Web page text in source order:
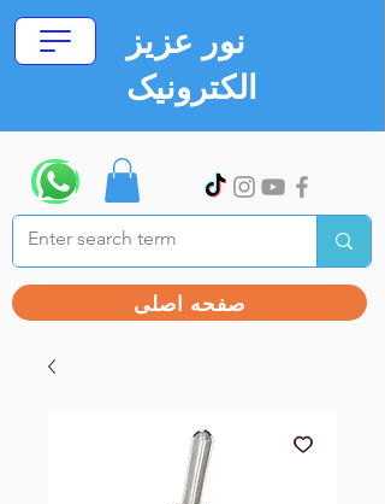
نور عزیز
الکترونیک
صفحه اصلی